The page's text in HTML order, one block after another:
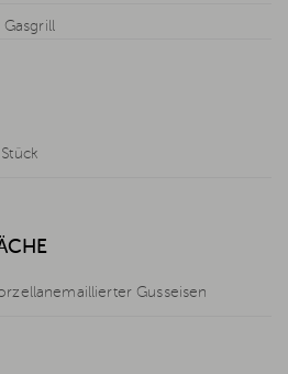
Gasgrill
Gusseisen